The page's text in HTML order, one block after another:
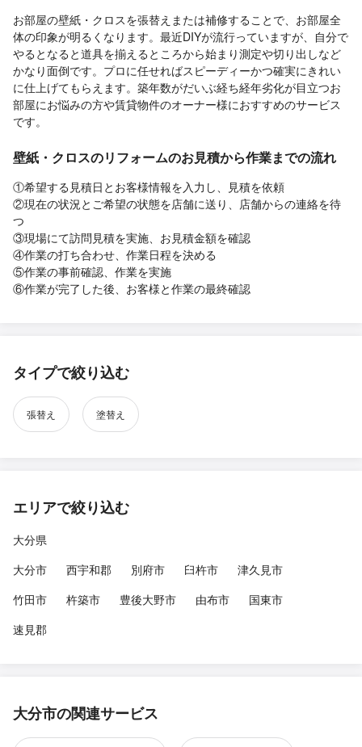
お部屋の壁紙・クロスを張替えまたは補修することで、お部屋全
体の印象が明るくなります。最近DIYが流行っていますが、自分で
やるとなると道具を揃えるところから始まり測定や切り出しなど
かなり面倒です。プロに任せればスピーディーかつ確実にきれい
に仕上げてもらえます。築年数がだいぶ経ち経年劣化が目立つお
部屋にお悩みの方や賃貸物件のオーナー様におすすめのサービス
です。
壁紙・クロスのリフォームのお見積から作業までの流れ
①希望する見積日とお客様情報を入力し、見積を依頼
②現在の状況とご希望の状態を店舗に送り、店舗からの連絡を待
つ
③現場にて訪問見積を実施、お見積金額を確認
④作業の打ち合わせ、作業日程を決める
⑤作業の事前確認、作業を実施
⑥作業が完了した後、お客様と作業の最終確認
タイプで絞り込む
張替え 塗替え
エリアで絞り込む
大分県
大分市
西宇和郡 別府市 臼杵市
津久見市
竹田市
杵築市 豊後大野市 由布市
国東市
速見郡
大分市の関連サービス